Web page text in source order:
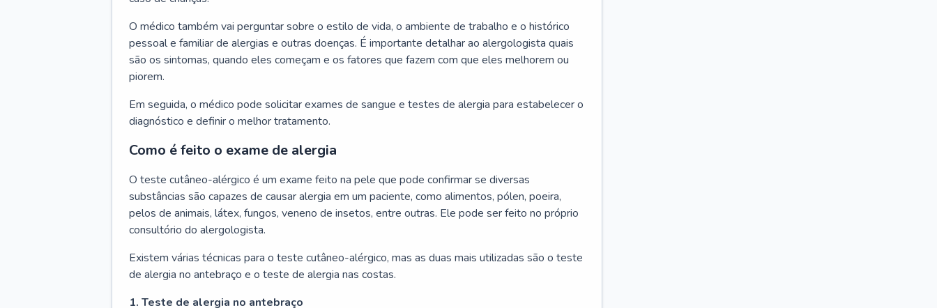
O médico também vai perguntar sobre o estilo de vida, o ambiente de trabalho e o histórico
pessoal e familiar de alergias e outras doenças. É importante detalhar ao alergologista quais
são os sintomas, quando eles começam e os fatores que fazem com que eles melhorem ou
piorem.
Em seguida, o médico pode solicitar exames de sangue e testes de alergia para estabelecer o
diagnóstico e definir o melhor tratamento.
Como é feito o exame de alergia
O teste cutâneo-alérgico é um exame feito na pele que pode confirmar se diversas
substâncias são capazes de causar alergia em um paciente, como alimentos, pólen, poeira,
pelos de animais, látex, fungos, veneno de insetos, entre outras. Ele pode ser feito no próprio
consultório do alergologista.
Existem várias técnicas para o teste cutâneo-alérgico, mas as duas mais utilizadas são o teste
de alergia no antebraço e o teste de alergia nas costas.
1. Teste de alergia no antebraço